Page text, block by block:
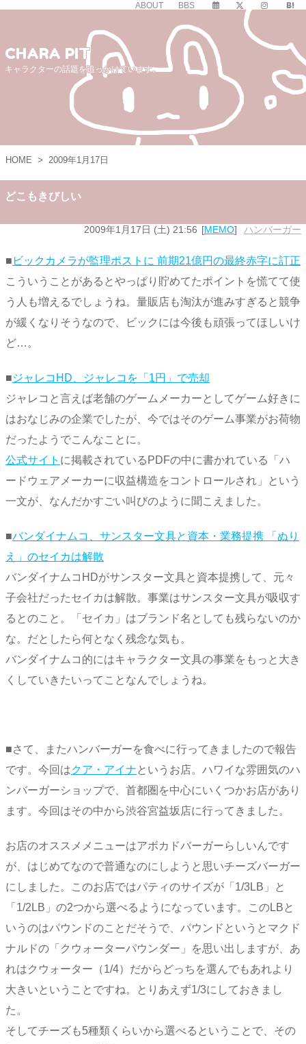
ABOUT BBS
CHARA PIT
キャラクターの話題を追っかけています。
HOME > 2009年1月17日
どこもきびしい
2009年1月17日 (土) 21:56 MEMO ハンバーガー
■ ビックカメラが監理ポストに 前期21億円の最終赤字に訂正
こういうことがあるとやっぱり貯めてたポイントを慌てて使
う人も増えるでしょうね。量販店も淘汰が進みすぎると競争
が緩くなりそうなので、ビックには今後も頑張ってほしいけ
ど…。
■ジャレコHD、ジャレコを「1円」で売却
ジャレコと言えば老舗のゲームメーカーとしてゲーム好きに
はおなじみの企業でしたが、今ではそのゲーム事業がお荷物
だったようでこんなことに。
公式サイト に掲載されているPDFの中に書かれている「ハ
ードウェアメーカーに収益構造をコントロールされ」という
一文が、なんだかすごい叫びのように聞こえました。
■バンダイナムコ、サンスター文具と資本・業務提携 「ぬり
え」のセイカは解散
バンダイナムコHDがサンスター文具と資本提携して、元々
子会社だったセイカは解散。事業はサンスター文具が吸収す
るとのこと。「セイカ」はブランド名としても残らないのか
な。だとしたら何となく残念な気も。
バンダイナムコ的にはキャラクター文具の事業をもっと大き
くしていきたいってことなんでしょうね。
■さて、またハンバーガーを食べに行ってきましたので報告
です。今回はクア・アイナ というお店。ハワイな雰囲気のハ
ンバーガーショップで、首都圏を中心にいくつかお店があり
ます。今回はその中から渋谷宮益坂店に行ってきました。
お店のオススメメニューはアボカドバーガーらしいんです
が、はじめてなので普通なのにしようと思いチーズバーガー
にしました。このお店ではパティのサイズが「1/3LB」と
「1/2LB」の2つから選べるようになっています。このLBと
いうのはパウンドのことだそうで、パウンドというとマクド
ナルドの「クウォーターパウンダー」を思い出しますが、あ
れはクウォーター（1/4）だからどっちを選んでもあれより
大きいということですね。とりあえず1/3にしておきまし
た。
そしてチーズも5種類くらいから選べるということで、その